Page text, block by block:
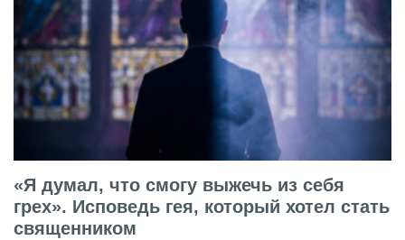
«Я думал, что смогу выжечь из себя
грех». Исповедь гея, который хотел стать
священником